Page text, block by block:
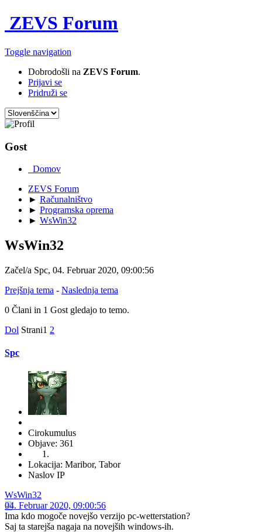
ZEVS Forum
Toggle navigation
Dobrodošli na ZEVS Forum.
Prijavi se
Pridruži se
Gost
Domov
ZEVS Forum
► Računalništvo
► Programska oprema
► WsWin32
WsWin32
Začel/a Spc, 04. Februar 2020, 09:00:56
Prejšnja tema - Naslednja tema
0 Člani in 1 Gost gledajo to temo.
Dol Strani1 2
Spc
Cirokumulus
Objave: 361
Lokacija: Maribor, Tabor
Naslov IP
WsWin32
04. Februar 2020, 09:00:56
Ima kdo mogoče novejšo verzijo pc-wetterstation?
Saj ta starejša nagaja na novejših windows-ih.